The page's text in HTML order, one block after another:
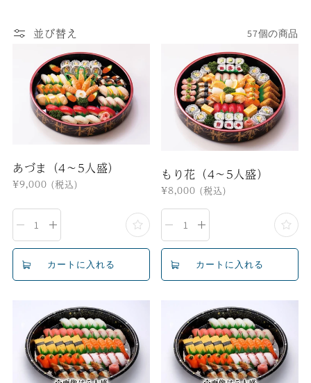
ク
並び替え 57個の商品
あづま（4〜5人盛）
通
価
格
¥9,000 (税込)
もり花（4〜5人盛）
通
¥8,000 (税込)